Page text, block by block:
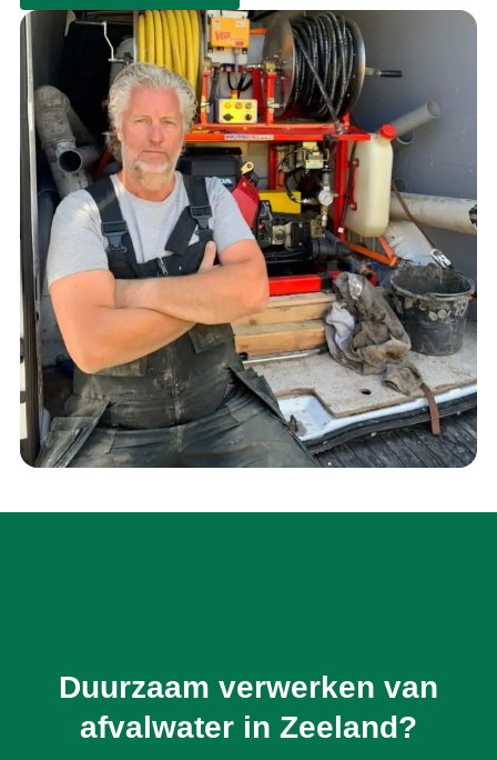
Duurzaam verwerken van
afvalwater in Zeeland?